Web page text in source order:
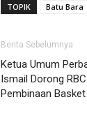
TOPIK Batu Bara
Berita Sebelumnya
Ketua Umum
Ismail Dorong
Pembinaan